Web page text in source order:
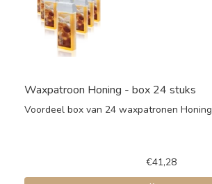
Waxpatroon Honing - box 24 stuks
Voordeel box van 24 waxpatronen Honing
€41,28